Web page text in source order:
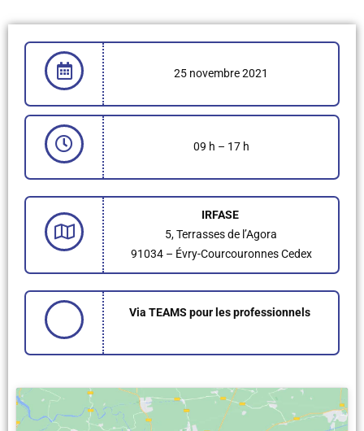
25 novembre 2021
09 h – 17 h
IRFASE
5, Terrasses de l’Agora
91034 – Évry-Courcouronnes Cedex
Via TEAMS pour les professionnels